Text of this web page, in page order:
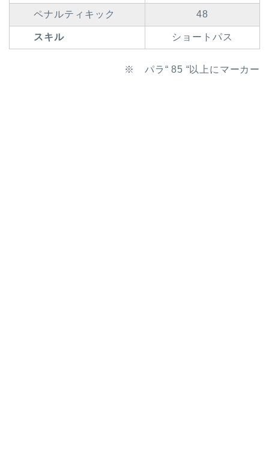
ペナルティキック 48
スキル ショートパス
※ パラ“ 85 “以上にマーカー